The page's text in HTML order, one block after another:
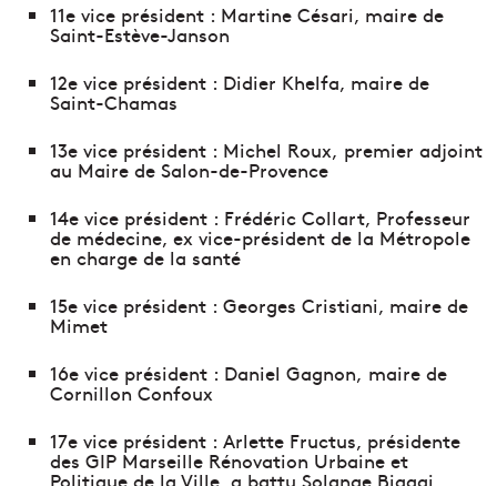
11e vice président : Martine Césari, maire de
Saint-Estève-Janson
12e vice président : Didier Khelfa, maire de
Saint-Chamas
13e vice président : Michel Roux, premier adjoint
au Maire de Salon-de-Provence
14e vice président : Frédéric Collart, Professeur
de médecine, ex vice-président de la Métropole
en charge de la santé
15e vice président : Georges Cristiani, maire de
Mimet
16e vice président : Daniel Gagnon, maire de
Cornillon Confoux
17e vice président : Arlette Fructus, présidente
des GIP Marseille Rénovation Urbaine et
Politique de la Ville, a battu Solange Biaggi